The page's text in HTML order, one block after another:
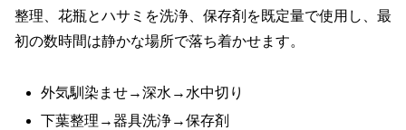
整理、花瓶とハサミを洗浄、保存剤を既定量で使用し、最
初の数時間は静かな場所で落ち着かせます。
外気馴染ませ→深水→水中切り
下葉整理→器具洗浄→保存剤